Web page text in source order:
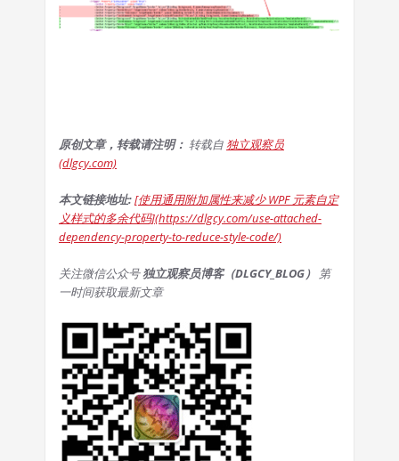
原创文章，转载请注明： 转载自独立观察员
(dlgcy.com)
本文链接地址:[使用通用附加属性来减少 WPF 元素自定
义样式的多余代码](https://dlgcy.com/use-attached-
dependency-property-to-reduce-style-code/)
关注微信公众号独立观察员博客（DLGCY_BLOG）
第
一时间获取最新文章